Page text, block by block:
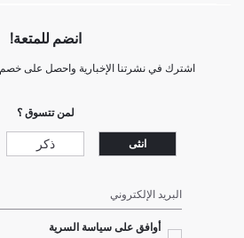
انضم للمتعة!
اشترك في نشرتنا الإخبارية واحصل على خصم 10٪ على تسوقك الأول!
لمن تتسوق ؟
انثى ذكر
البريد الإلكتروني
أوافق على سياسة السرية